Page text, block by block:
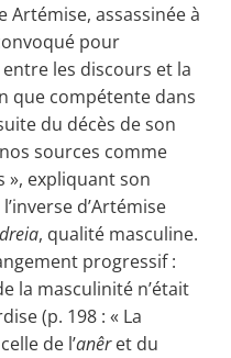
assassinée à
pour
les discours et la
que compétente dans
du décès de son
sources comme
», expliquant son
d’Artémise
, qualité masculine.
progressif :
la masculinité n’était
(p. 198 : « La
de l’anêret du